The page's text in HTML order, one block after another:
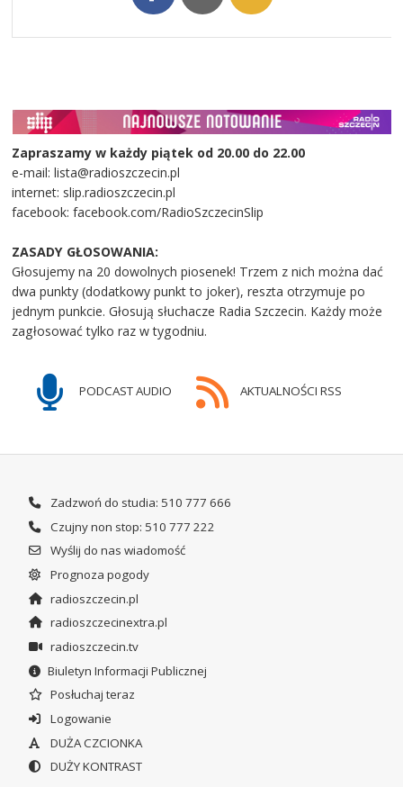
Zapraszamy w każdy piątek od 20.00 do 22.00
e-mail: lista@radioszczecin.pl
internet: slip.radioszczecin.pl
facebook: facebook.com/RadioSzczecinSlip
ZASADY GŁOSOWANIA:
Głosujemy na 20 dowolnych piosenek! Trzem z nich można dać
dwa punkty (dodatkowy punkt to joker), reszta otrzymuje po
jednym punkcie. Głosują słuchacze Radia Szczecin. Każdy może
zagłosować tylko raz w tygodniu.
PODCAST AUDIO AKTUALNOŚCI RSS
Zadzwoń do studia: 510 777 666
Czujny non stop: 510 777 222
Wyślij do nas wiadomość
Prognoza pogody
radioszczecin.pl
radioszczecinextra.pl
radioszczecin.tv
Biuletyn Informacji Publicznej
Posłuchaj teraz
Logowanie
DUŻA CZCIONKA
DUŻY KONTRAST